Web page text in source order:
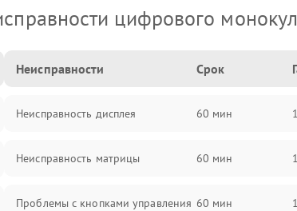
цифрового
Неисправности Срок
Неисправность дисплея 60 мин
Неисправность матрицы 60 мин
Проблемы с кнопками управления 60 мин